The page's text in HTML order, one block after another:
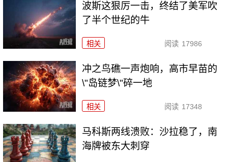
波斯这狠厉一击，终结了美军吹
了半个世纪的牛
相关 阅读 17986
冲之鸟礁一声炮响，高市早苗的
\"岛链梦\"碎一地
相关 阅读 17348
马科斯两线溃败：沙拉稳了，南
海牌被东大刺穿